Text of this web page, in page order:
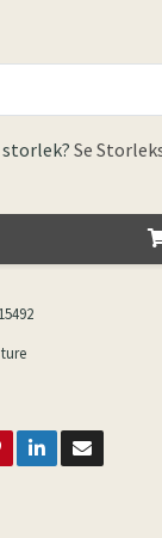
storlek? Se